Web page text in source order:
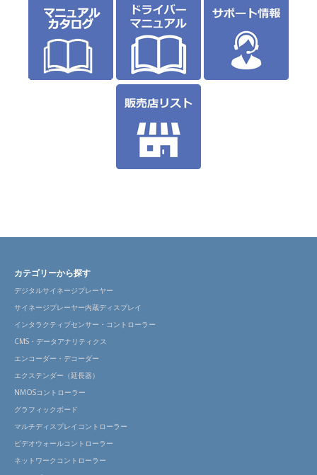
カテゴリーから探す
デジタルサイネージプレーヤー
サイネージプレーヤー内蔵ディスプレイ
インタラクティブセンサー・コントローラー
CMS・データアナリティクス
エンコーダー・デコーダー
エクステンダー（延長器）
NMOSコントローラー
グラフィックボード
マルチディスプレイコントローラー
ビデオウォールコントローラー
ネットワークコントローラー